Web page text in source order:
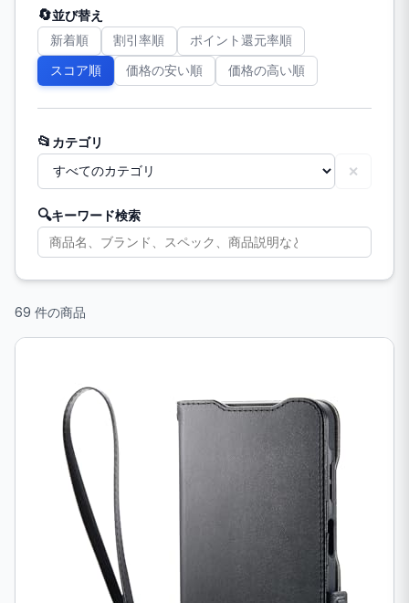
🔄並び替え
新着順 割引率順 ポイント還元率順
スコア順 価格の安い順 価格の高い順
📂 カテゴリ
✕
🔍キーワード検索
69 件の商品